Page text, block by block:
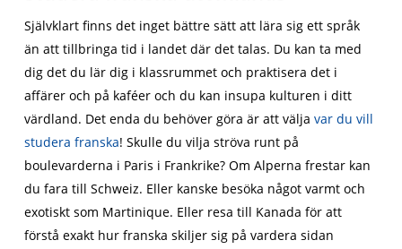
Självklart finns det inget bättre sätt att lära sig ett språk
än att tillbringa tid i landet där det talas. Du kan ta med
dig det du lär dig i klassrummet och praktisera det i
affärer och på kaféer och du kan insupa kulturen i ditt
värdland. Det enda du behöver göra är att välja var du vill
studera franska! Skulle du vilja ströva runt på
boulevarderna i Paris i Frankrike? Om Alperna frestar kan
du fara till Schweiz. Eller kanske besöka något varmt och
exotiskt som Martinique. Eller resa till Kanada för att
förstå exakt hur franska skiljer sig på vardera sidan